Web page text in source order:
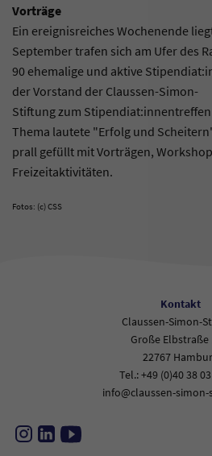
Vorträge
Ein ereignisreiches Wochenende
September trafen sich am Ufer des
90 ehemalige und aktive
der Vorstand der Claussen-Simon-
Stiftung zum Stipendiat:innentreffen
Thema lautete "Erfolg und
prall gefüllt mit Vorträgen,
Freizeitaktivitäten.
Fotos: (c) CSS
Kontakt
Claussen-Simon-
Große Elbstraße
22767
Tel.: +49 (0)40 38
info@claussen-